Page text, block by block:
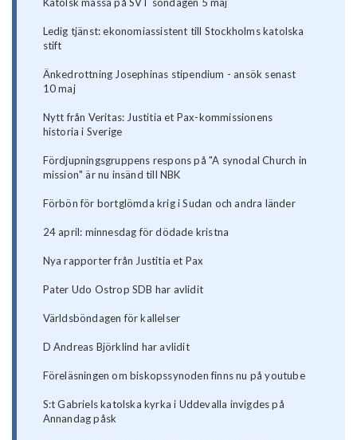
Ledig tjänst: ekonomiassistent till Stockholms katolska
stift
Änkedrottning Josephinas stipendium - ansök senast
10 maj
Nytt från Veritas: Justitia et Pax-kommissionens
historia i Sverige
Fördjupningsgruppens respons på "A synodal Church in
mission" är nu insänd till NBK
Förbön för bortglömda krig i Sudan och andra länder
24 april: minnesdag för dödade kristna
Nya rapporter från Justitia et Pax
Pater Udo Ostrop SDB har avlidit
Världsböndagen för kallelser
D Andreas Björklind har avlidit
Föreläsningen om biskopssynoden finns nu på youtube
S:t Gabriels katolska kyrka i Uddevalla invigdes på
Annandag påsk